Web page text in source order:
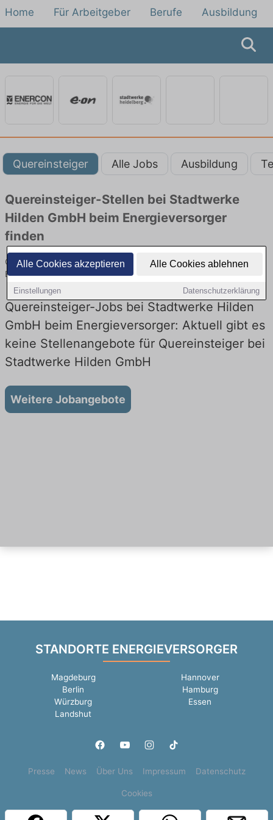
Alle Cookies akzeptieren Alle Cookies ablehnen
Einstellungen Datenschutzerklärung
Home Für Arbeitgeber Berufe Ausbildung
Quereinsteiger Alle Jobs Ausbildung
Quereinsteiger-Stellen bei Stadtwerke
Hilden GmbH beim Energieversorger
finden
Quereinsteiger-Jobs bei Stadtwerke Hilden GmbH beim
Energieversorger! Neueinstieg in Technik. Jetzt bewerben!
Quereinsteiger-Jobs bei Stadtwerke Hilden
GmbH beim Energieversorger: Aktuell gibt es
keine Stellenangebote für Quereinsteiger bei
Stadtwerke Hilden GmbH
Weitere Jobangebote
STANDORTE ENERGIEVERSORGER
Magdeburg
Hannover
Berlin
Hamburg
Würzburg
Essen
Landshut
Presse News Über Uns Impressum Datenschutz
Cookies